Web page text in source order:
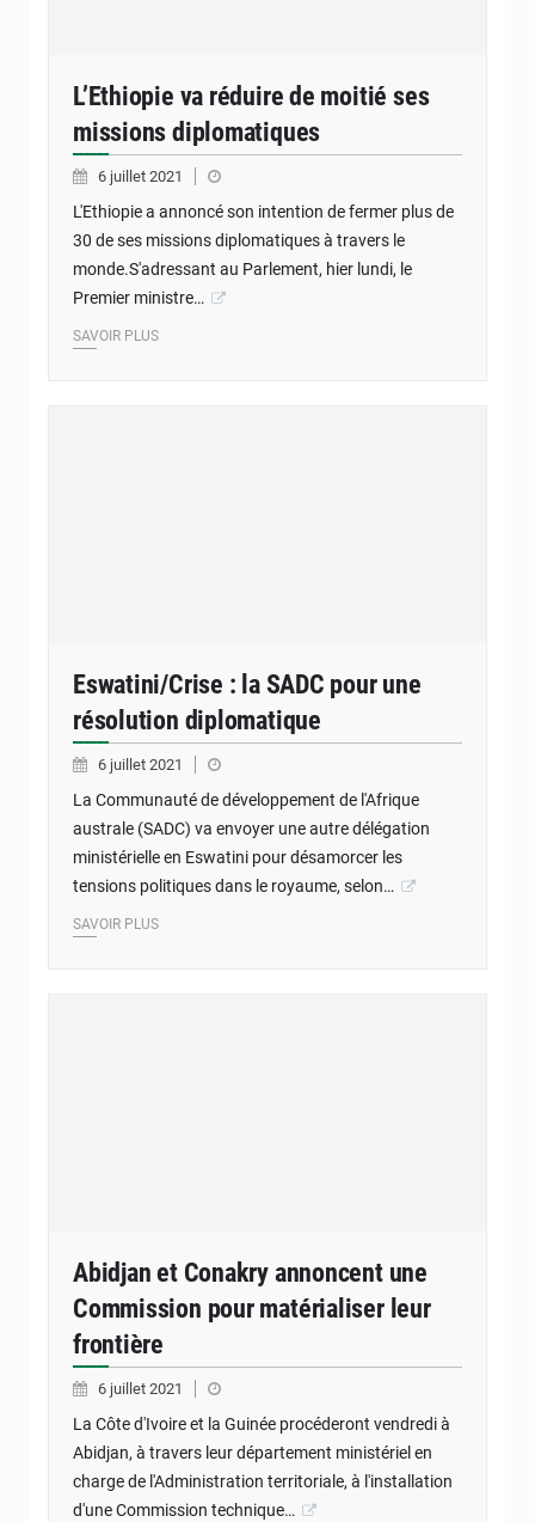
L’Ethiopie va réduire de moitié ses
missions diplomatiques
6 juillet 2021
L'Ethiopie a annoncé son intention de fermer plus de
30 de ses missions diplomatiques à travers le
monde.S'adressant au Parlement, hier lundi, le
Premier ministre…
SAVOIR PLUS
Eswatini/Crise : la SADC pour une
résolution diplomatique
6 juillet 2021
La Communauté de développement de l'Afrique
australe (SADC) va envoyer une autre délégation
ministérielle en Eswatini pour désamorcer les
tensions politiques dans le royaume, selon…
SAVOIR PLUS
Abidjan et Conakry annoncent une
Commission pour matérialiser leur
frontière
6 juillet 2021
La Côte d'Ivoire et la Guinée procéderont vendredi à
Abidjan, à travers leur département ministériel en
charge de l'Administration territoriale, à l'installation
d'une Commission technique…